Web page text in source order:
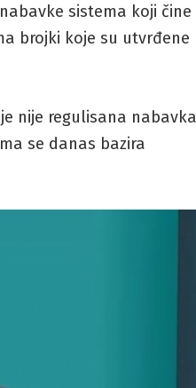
sistema koji čine
brojki koje su utvrđene
nije regulisana
se danas bazira